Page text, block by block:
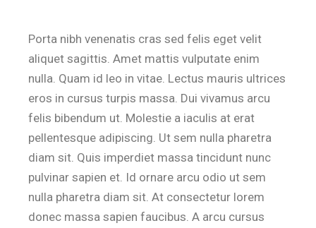
Porta nibh venenatis cras sed felis eget velit
aliquet sagittis. Amet mattis vulputate enim
nulla. Quam id leo in vitae. Lectus mauris ultrices
eros in cursus turpis massa. Dui vivamus arcu
felis bibendum ut. Molestie a iaculis at erat
pellentesque adipiscing. Ut sem nulla pharetra
diam sit. Quis imperdiet massa tincidunt nunc
pulvinar sapien et. Id ornare arcu odio ut sem
nulla pharetra diam sit. At consectetur lorem
donec massa sapien faucibus. A arcu cursus